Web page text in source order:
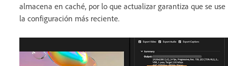
almacena en caché, por lo que actualizar garantiza que se use
la configuración más reciente.